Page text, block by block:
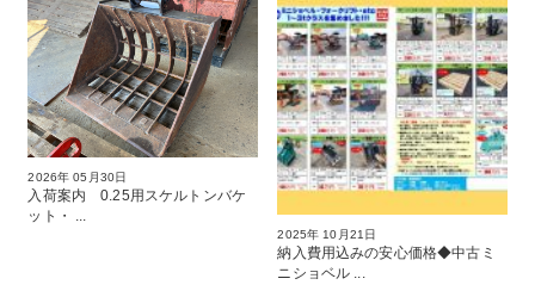
2026年 05月30日
入荷案内 0.25用スケルトンバケ
ット・ ...
2025年 10月21日
納入費用込みの安心価格◆中古ミ
ニショベル ...